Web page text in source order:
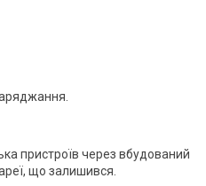
пристроїв через вбудований
що залишився.